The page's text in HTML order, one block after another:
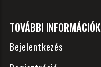
TOVÁBBI INFORMÁCIÓK
Bejelentkezés